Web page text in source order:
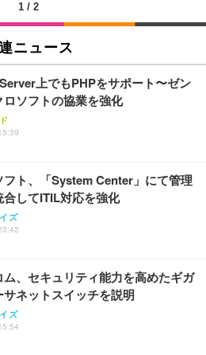
オフィスチェア／デスクチェア メッシ
工学 疲れない ブラック
スチェア デスクチェア 疲れない テレ
強化バックレスト 30度ロッキング機
子 腰サポート 90度跳ね上げ式アーム
パソコンチェア (ブラック)
スチェア デスクチェア 疲れない テレ
強化バックレスト 30度ロッキング機
子 腰サポート 90度跳ね上げ式アーム
パソコンチェア (ホワイト)
フィスチェア デスクチェア 肘なし メ
ランバーサポート付き 腰サポート ガ
降 360度回転 キャスター付き コンパク
向けプレミアムモニター | FlexScan
ゲーミングモニター DualSense 充電
ZDM1J）
】Dell E2724HS 27インチ 液晶モニタ
）VA 非光沢 HDMI/DisplayP
カー内蔵 高さ調整 スイベル VESA対
280Hz/FHD】GRAPHT THE S
Monitor 24” Essential ゲーミン
24.5インチ 1ms FHD 量子ドット 残
ック ペットシーツ 厚型 ワイド 42枚
ワイト(吸収面:ライトブルー)
イフ ネオ・オムツ L 中型犬用 26枚入
スマートベーシック) 【Amazon.co.jp
Basic アイリスオーヤマ ペットシーツ
ワイド 100枚入 (x 1) (ケース販売)
ヤマ ペットシーツ 超厚型 お徳用 レギ
入【Amazon.co.jp限定】
1 / 2
ニュース
上でもPHPをサポート〜ゼン
ロソフトの協業を強化
フト、「System Center」にて管理
合してITIL対応を強化
ズ
ム、セキュリティ能力を高めたギガ
サネットスイッチを説明
ズ